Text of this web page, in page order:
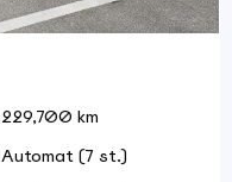
229,700 km
Automat (7 st.)